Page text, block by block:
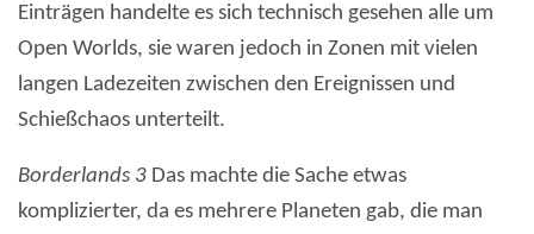
Einträgen handelte es sich technisch gesehen alle um
Open Worlds, sie waren jedoch in Zonen mit vielen
langen Ladezeiten zwischen den Ereignissen und
Schießchaos unterteilt.
Borderlands 3 Das machte die Sache etwas
komplizierter, da es mehrere Planeten gab, die man